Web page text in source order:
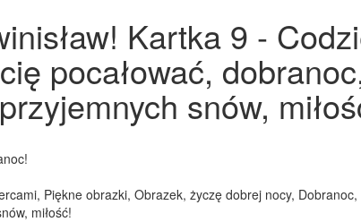
Kartka 9 -
pocałować,
snów,
Piękne obrazki, Obrazek, życzę dobrej nocy,
miłość!